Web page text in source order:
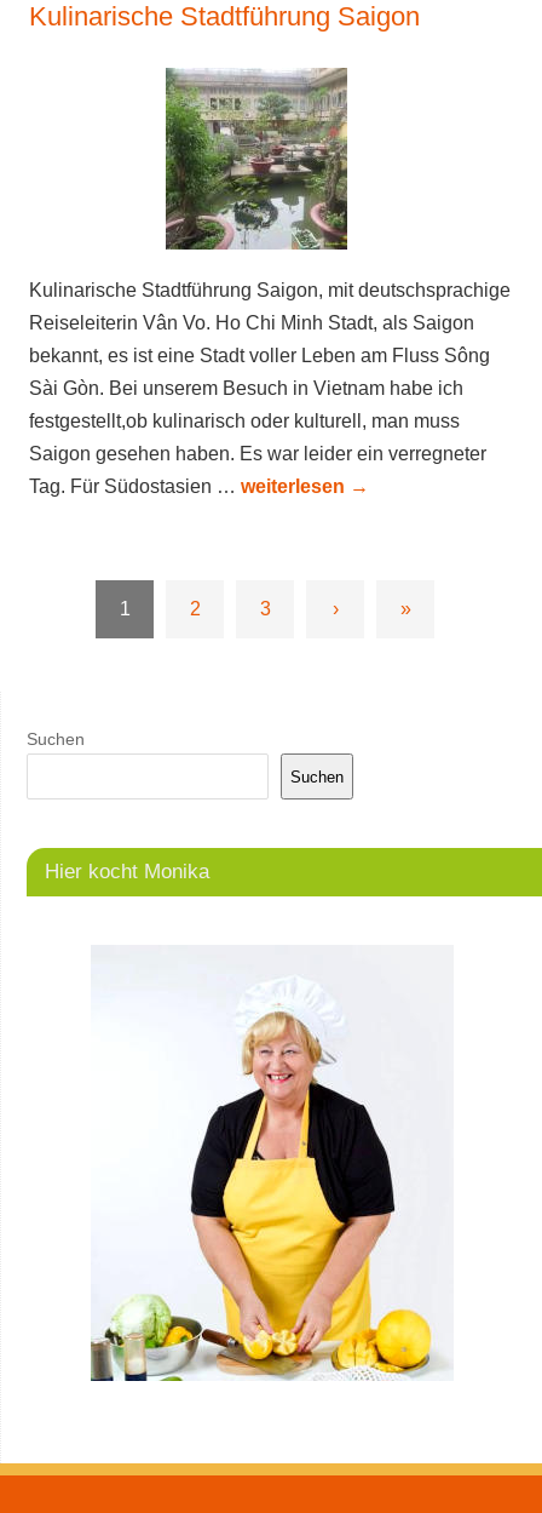
Kulinarische Stadtführung Saigon
Kulinarische Stadtführung Saigon, mit deutschsprachige
Reiseleiterin Vân Vo. Ho Chi Minh Stadt, als Saigon
bekannt, es ist eine Stadt voller Leben am Fluss Sông
Sài Gòn. Bei unserem Besuch in Vietnam habe ich
festgestellt,ob kulinarisch oder kulturell, man muss
Saigon gesehen haben. Es war leider ein verregneter
Tag. Für Südostasien … weiterlesen →
1 2 3 › »
Suchen
Suchen
Hier kocht Monika